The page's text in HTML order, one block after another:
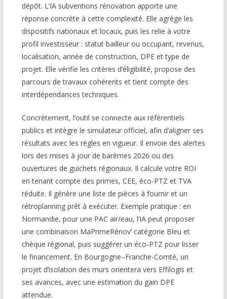
dépôt. L’IA subventions rénovation apporte une
réponse concrète à cette complexité. Elle agrège les
dispositifs nationaux et locaux, puis les relie à votre
profil investisseur : statut bailleur ou occupant, revenus,
localisation, année de construction, DPE et type de
projet. Elle vérifie les critères d’éligibilité, propose des
parcours de travaux cohérents et tient compte des
interdépendances techniques.
Concrètement, l’outil se connecte aux référentiels
publics et intègre le simulateur officiel, afin d’aligner ses
résultats avec les règles en vigueur. Il envoie des alertes
lors des mises à jour de barèmes 2026 ou des
ouvertures de guichets régionaux. Il calcule votre ROI
en tenant compte des primes, CEE, éco-PTZ et TVA
réduite. Il génère une liste de pièces à fournir et un
rétroplanning prêt à exécuter. Exemple pratique : en
Normandie, pour une PAC air/eau, l’IA peut proposer
une combinaison MaPrimeRénov’ catégorie Bleu et
chèque régional, puis suggérer un éco-PTZ pour lisser
le financement. En Bourgogne–Franche-Comté, un
projet d’isolation des murs orientera vers Effilogis et
ses avances, avec une estimation du gain DPE
attendue.